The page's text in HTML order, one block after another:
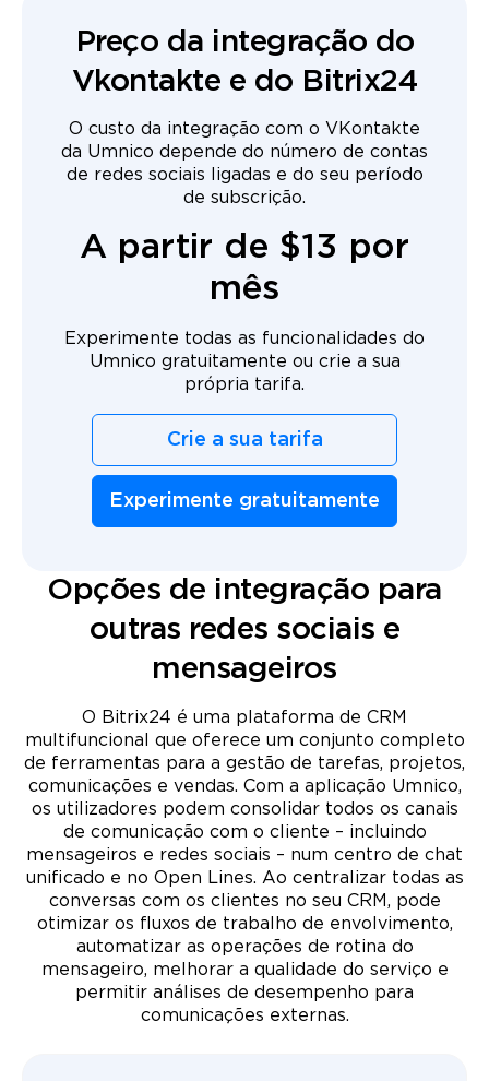
Preço da integração do
Vkontakte e do Bitrix24
O custo da integração com o VKontakte
da Umnico depende do número de contas
de redes sociais ligadas e do seu período
de subscrição.
A partir de $13 por
mês
Experimente todas as funcionalidades do
Umnico gratuitamente ou crie a sua
própria tarifa.
Crie a sua tarifa
Experimente gratuitamente
Opções de integração para
outras redes sociais e
mensageiros
O Bitrix24 é uma plataforma de CRM
multifuncional que oferece um conjunto completo
de ferramentas para a gestão de tarefas, projetos,
comunicações e vendas. Com a aplicação Umnico,
os utilizadores podem consolidar todos os canais
de comunicação com o cliente – incluindo
mensageiros e redes sociais – num centro de chat
unificado e no Open Lines. Ao centralizar todas as
conversas com os clientes no seu CRM, pode
otimizar os fluxos de trabalho de envolvimento,
automatizar as operações de rotina do
mensageiro, melhorar a qualidade do serviço e
permitir análises de desempenho para
comunicações externas.